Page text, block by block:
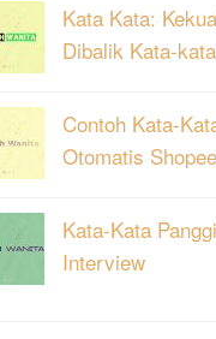
Kata Kata:
Dibalik Kata-
Contoh Kata-
Otomatis Shopee
Kata-Kata
Interview